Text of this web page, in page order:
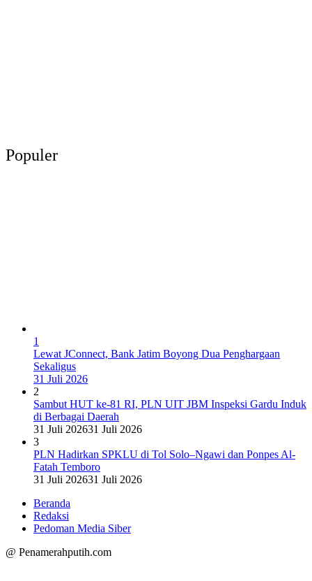
Populer
1
Lewat JConnect, Bank Jatim Boyong Dua Penghargaan
Sekaligus
31 Juli 2026
2
Sambut HUT ke-81 RI, PLN UIT JBM Inspeksi Gardu Induk
di Berbagai Daerah
31 Juli 202631 Juli 2026
3
PLN Hadirkan SPKLU di Tol Solo–Ngawi dan Ponpes Al-
Fatah Temboro
31 Juli 202631 Juli 2026
Beranda
Redaksi
Pedoman Media Siber
@ Penamerahputih.com